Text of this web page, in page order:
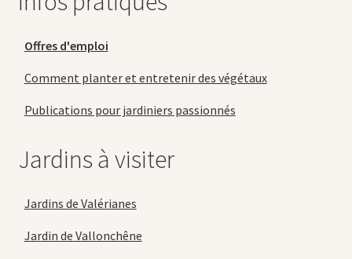
Offres d'emploi
Comment planter et entretenir des végétaux
Publications pour jardiniers passionnés
Jardins à visiter
Jardins de Valérianes
Jardin de Vallonchêne